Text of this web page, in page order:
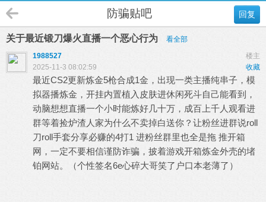
回复
防骗贴吧
关于最近锻刀爆火直播一个恶心行为
看全部
楼主
1988527
收藏
2025-11-3 08:02:59
最近CS2更新炼金5枪合成1金，出现一类主播纯串子，模
拟器播炼金，开挂内置植入皮肤进休闲死斗自己能看到，
动脑想想直播一个小时能炼好几十万，成百上千人观看进
群等着捡炉渣人家为什么不卖掉白送你？让粉丝进群说roll
刀roll手套分享必赚的4打1 进粉丝群里也全是拖 推开箱
网，一定不要相信谨防诈骗，披着游戏开箱炼金外壳的堵
铂网站。（个性签名6e心碎大哥笑了户口本老薄了）